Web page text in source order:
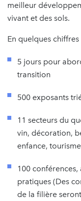
meilleur
vivant et des sols.
En quelques chiffres
5 jours pour
transition
500 exposants
11 secteurs du
vin, décoration,
enfance,
100
pratiques (Des
de la filière